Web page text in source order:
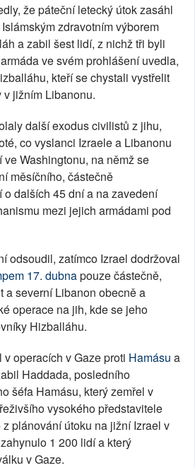
že páteční letecký útok zasáhl
zdravotním výborem
a zabil šest lidí, z nichž tři byli
ve svém prohlášení uvedla,
kteří se chystali vystřelit
jižním Libanonu.
další exodus civilistů z jihu,
co vyslanci Izraele a Libanonu
Washingtonu, na němž se
měsíčního, částečně
dalších 45 dní a na zavedení
mezi jejich armádami pod
odsoudil, zatímco Izrael dodržoval
17. dubnapouze částečně,
a severní Libanon obecně a
operace na jih, kde se jeho
Hizballáhu.
operacích v Gaze proti Hamásu a
Haddada, posledního
šéfa Hamásu, který zemřel v
vysokého představitele
plánování útoku na jižní Izrael v
1 200 lidí a který
v Gaze.